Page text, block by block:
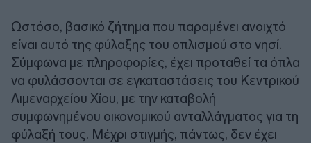
Ωστόσο, βασικό ζήτημα που παραμένει ανοιχτό
είναι αυτό της φύλαξης του οπλισμού στο νησί.
Σύμφωνα με πληροφορίες, έχει προταθεί τα όπλα
να φυλάσσονται σε εγκαταστάσεις του Κεντρικού
Λιμεναρχείου Χίου, με την καταβολή
συμφωνημένου οικονομικού ανταλλάγματος για τη
φύλαξή τους. Μέχρι στιγμής, πάντως, δεν έχει